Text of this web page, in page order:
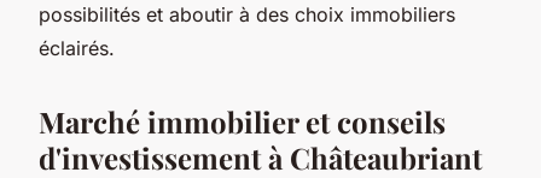
possibilités et aboutir à des choix immobiliers
éclairés.
Marché immobilier et conseils
d'investissement à Châteaubriant